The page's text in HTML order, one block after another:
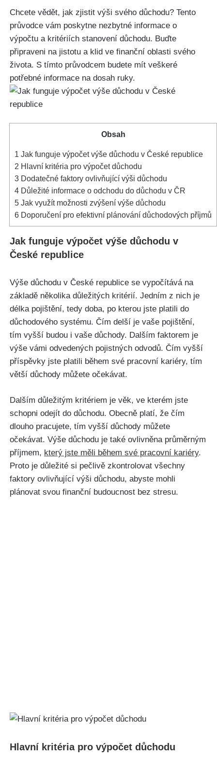
Chcete vědět, jak zjistit výši svého důchodu? Tento
průvodce vám poskytne nezbytné informace o
výpočtu a kritériích stanovení důchodu. Buďte
připraveni na jistotu a klid ve finanční oblasti svého
života. S tímto průvodcem budete mít veškeré
potřebné informace na dosah ruky.
Obsah
1 Jak funguje výpočet výše důchodu v České republice
2 Hlavní kritéria pro výpočet důchodu
3 Dodatečné faktory ovlivňující výši důchodu
4 Důležité informace o odchodu do důchodu v ČR
5 Jak využít možnosti zvýšení výše důchodu
6 Doporučení pro efektivní plánování důchodových příjmů
Jak funguje výpočet výše důchodu v
České republice
Výše důchodu v České republice se vypočítává na
základě několika důležitých kritérií. Jedním z nich je
délka pojištění, tedy doba, po kterou jste platili do
důchodového systému. Čím delší je vaše pojištění,
tím vyšší budou i vaše důchody. Dalším faktorem je
výše vámi odvedených pojistných odvodů. Čím vyšší
příspěvky jste platili během své pracovní kariéry, tím
větší důchody můžete očekávat.
Dalším důležitým kritériem je věk, ve kterém jste
schopni odejít do důchodu. Obecně platí, že čím
dlouho pracujete, tím vyšší důchody můžete
očekávat. Výše důchodu je také ovlivněna průměrným
příjmem, který jste měli během své pracovní kariéry.
Proto je důležité si pečlivě zkontrolovat všechny
faktory ovlivňující výši důchodu, abyste mohli
plánovat svou finanční budoucnost bez stresu.
Hlavní kritéria pro výpočet důchodu